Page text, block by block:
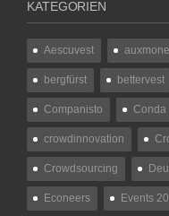
KATEGORIEN
Aescuvest
bergfürst bettervest
Companisto Conda
crowdinnovation
Crowdsourcing
Econeers Events